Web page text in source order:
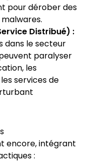
pour dérober des
Distribué) :
dans le secteur
paralyser
les
services de
encore, intégrant
: